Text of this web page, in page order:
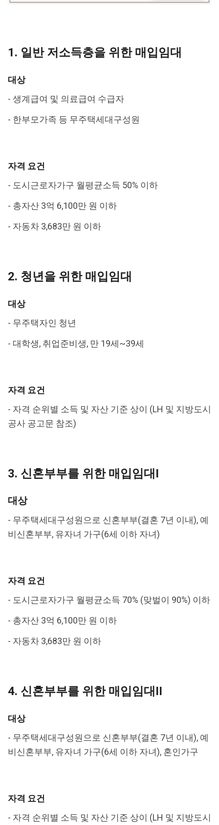
1. 일반 저소득층을 위한 매입임대
대상
- 생계급여 및 의료급여 수급자
- 한부모가족 등 무주택세대구성원
자격 요건
- 도시근로자가구 월평균소득 50% 이하
- 총자산 3억 6,100만 원 이하
- 자동차 3,683만 원 이하
2. 청년을 위한 매입임대
대상
- 무주택자인 청년
- 대학생, 취업준비생, 만 19세~39세
자격 요건
- 자격 순위별 소득 및 자산 기준 상이 (LH 및 지방도시
공사 공고문 참조)
3. 신혼부부를 위한 매입임대I
대상
- 무주택세대구성원으로 신혼부부(결혼 7년 이내), 예
비신혼부부, 유자녀 가구(6세 이하 자녀)
자격 요건
- 도시근로자가구 월평균소득 70% (맞벌이 90%) 이하
- 총자산 3억 6,100만 원 이하
- 자동차 3,683만 원 이하
4. 신혼부부를 위한 매입임대II
대상
- 무주택세대구성원으로 신혼부부(결혼 7년 이내), 예
비신혼부부, 유자녀 가구(6세 이하 자녀), 혼인가구
자격 요건
- 자격 순위별 소득 및 자산 기준 상이 (LH 및 지방도시